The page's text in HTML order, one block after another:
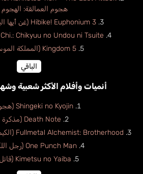
هجوم العمالقة: الهجوم
Hibike! Euphonium 3 (غن أيها البوق الموسم الثالث)
Chi.: Chikyuu no Undou ni Tsuite (حول تحركات الأرض)
Kingdom 5 (المملكة الموسم الخامس)
الباقي
أنميات وأفلام الأكثر شعبية
Shingeki no Kyojin (هجوم العمالقة)
Death Note (مذكرة الموت)
Fullmetal Alchemist: Brotherhood (الكيميائي المعدني الكامل: الأخوة)
One Punch Man (رجل اللكمة الواحدة)
Kimetsu no Yaiba (قاتل الشياطين)